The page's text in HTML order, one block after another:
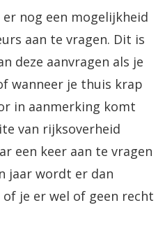
nog een mogelijkheid
aan te vragen. Dit is
deze aanvragen als je
wanneer je thuis krap
in aanmerking komt
van rijksoverheid
een keer aan te vragen
jaar wordt er dan
je er wel of geen recht